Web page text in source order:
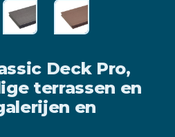
Deck Pro,
terrassen en
en